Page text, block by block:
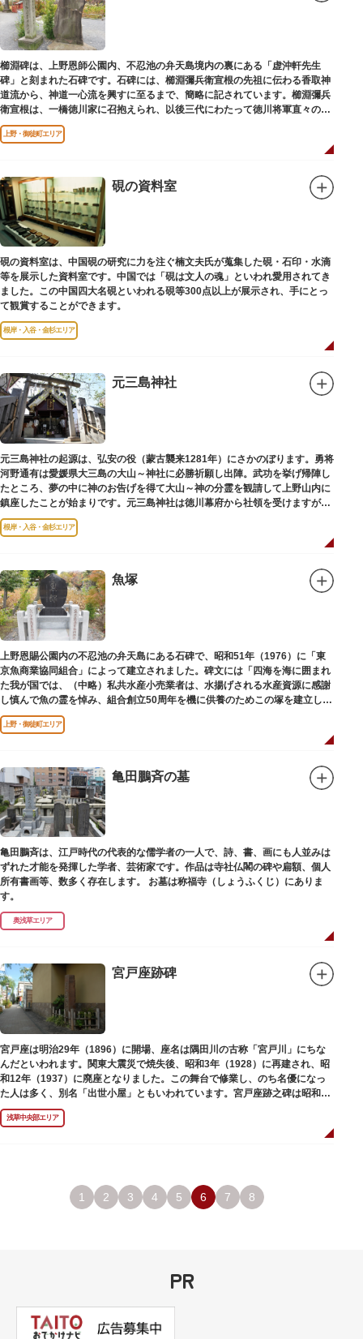
櫛淵碑は、上野恩師公園内、不忍池の弁天島境内の裏にある「虚沖軒先生
碑」と刻まれた石碑です。石碑には、櫛淵彌兵衛宣根の先祖に伝わる香取神
道流から、神道一心流を興すに至るまで、簡略に記されています。櫛淵彌兵
衛宣根は、一橋徳川家に召抱えられ、以後三代にわたって徳川将軍直々の護
衛役として仕えました。
上野・御徒町エリア
硯の資料室
硯の資料室は、中国硯の研究に力を注ぐ楠文夫氏が蒐集した硯・石印・水滴
等を展示した資料室です。中国では「硯は文人の魂」といわれ愛用されてき
ました。この中国四大名硯といわれる硯等300点以上が展示され、手にとっ
て観賞することができます。
根岸・入谷・金杉エリア
元三島神社
元三島神社の起源は、弘安の役（蒙古襲来1281年）にさかのぼります。勇将
河野通有は愛媛県大三島の大山～神社に必勝祈願し出陣。武功を挙げ帰陣し
たところ、夢の中に神のお告げを得て大山～神の分霊を観請して上野山内に
鎮座したことが始まりです。元三島神社は徳川幕府から社領を受けますが、
御用地となったために上野から浅草へ移転し、現在の地に至ります。
根岸・入谷・金杉エリア
魚塚
上野恩賜公園内の不忍池の弁天島にある石碑で、昭和51年（1976）に「東
京魚商業協同組合」によって建立されました。碑文には「四海を海に囲まれ
た我が国では、（中略）私共水産小売業者は、水揚げされる水産資源に感謝
し慎んで魚の霊を悼み、組合創立50周年を機に供養のためこの塚を建立しま
す」とあります。
上野・御徒町エリア
亀田鵬斉の墓
亀田鵬斉は、江戸時代の代表的な儒学者の一人で、詩、書、画にも人並みは
ずれた才能を発揮した学者、芸術家です。作品は寺社仏閣の碑や扁額、個人
所有書画等、数多く存在します。 お墓は称福寺（しょうふくじ）にありま
す。
奥浅草エリア
宮戸座跡碑
宮戸座は明治29年（1896）に開場、座名は隅田川の古称「宮戸川」にちな
んだといわれます。関東大震災で焼失後、昭和3年（1928）に再建され、昭
和12年（1937）に廃座となりました。この舞台で修業し、のち名優になっ
た人は多く、別名「出世小屋」ともいわれています。宮戸座跡之碑は昭和53
年（1978）に建てられました。
浅草中央部エリア
1 2 3 4 5 6 7 8
PR